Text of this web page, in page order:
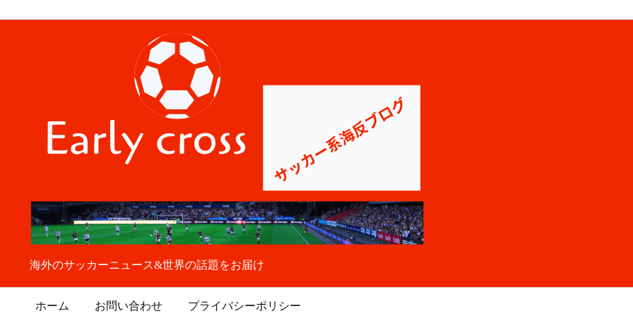
海外のサッカーニュース&世界の話題をお届け
ホーム お問い合わせ プライバシーポリシー